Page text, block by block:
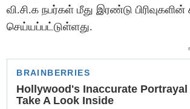
வி.சி.க நபர்கள் மீது இரண்டு பிரிவுகளின்
செய்யப்பட்டுள்ளது.